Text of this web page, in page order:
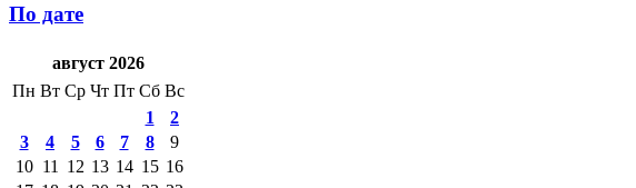
По дате
август 2026
Пн Вт Ср Чт Пт Сб Вс
1
2
3
4 5 6 7 8
9
10 11 12 13 14 15 16